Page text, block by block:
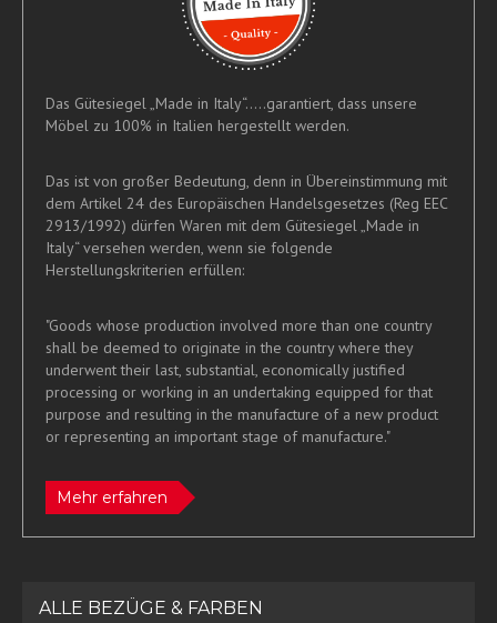
Das Gütesiegel „Made in Italy“.....garantiert, dass unsere
Möbel zu 100% in Italien hergestellt werden.
Das ist von großer Bedeutung, denn in Übereinstimmung mit
dem Artikel 24 des Europäischen Handelsgesetzes (Reg EEC
2913/1992) dürfen Waren mit dem Gütesiegel „Made in
Italy“ versehen werden, wenn sie folgende
Herstellungskriterien erfüllen:
"Goods whose production involved more than one country
shall be deemed to originate in the country where they
underwent their last, substantial, economically justified
processing or working in an undertaking equipped for that
purpose and resulting in the manufacture of a new product
or representing an important stage of manufacture."
Mehr erfahren
ALLE BEZÜGE & FARBEN